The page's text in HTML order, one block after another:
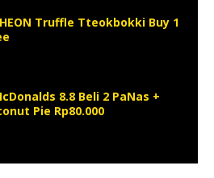
Truffle Tteokbokki Buy 1
8.8 Beli 2 PaNas +
Pie Rp80.000